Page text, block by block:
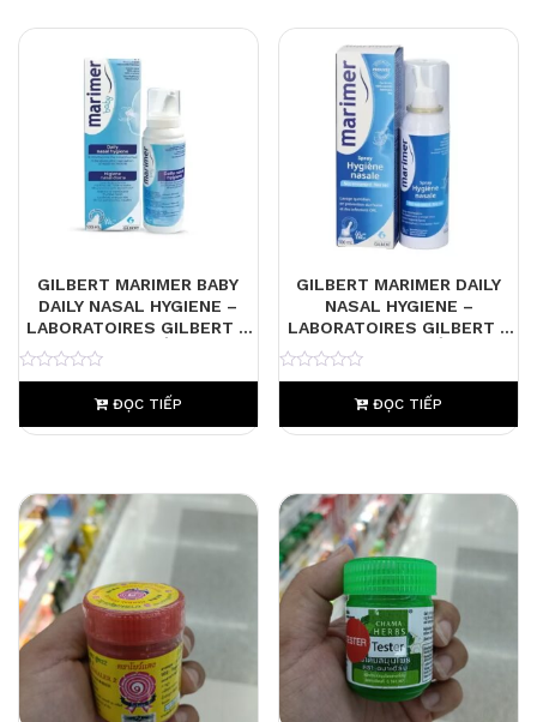
GILBERT MARIMER BABY
DAILY NASAL HYGIENE –
LABORATOIRES GILBERT –
XỊT MŨI NƯỚC BIỂN DỊU NHẸ
CHO BÉ TỪ SƠ SINH GIÚP
LÀM SẠCH VÀ BẢO VỆ NIÊM
MẠC MŨI
0
ĐỌC TIẾP
GILBERT MARIMER DAILY
NASAL HYGIENE –
LABORATOIRES GILBERT –
XỊT MŨI NƯỚC BIỂN GIÚP
LÀM SẠCH, DƯỠNG ẨM VÀ
BẢO VỆ NIÊM MẠC MŨI
0
ĐỌC TIẾP